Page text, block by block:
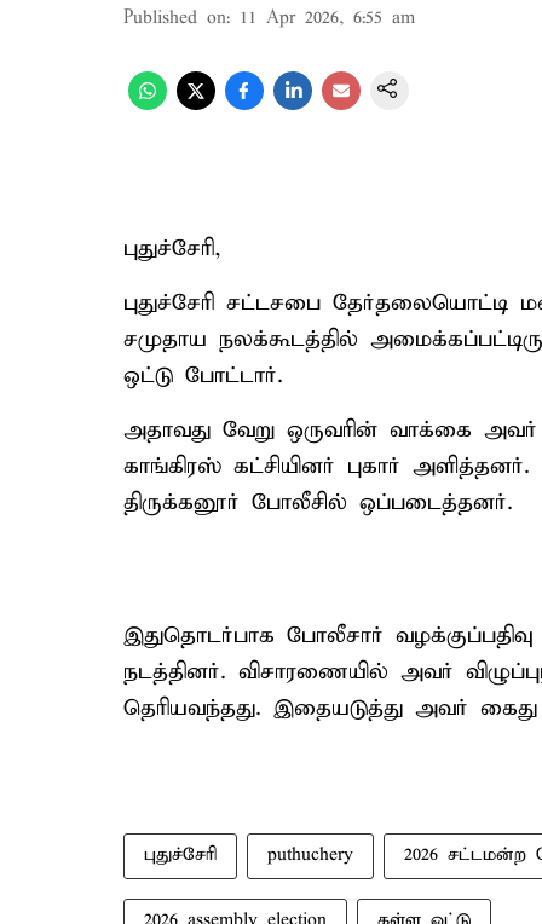
Published on: 11 Apr 2026, 6:55 am
புதுச்சேரி,
புதுச்சேரி சட்டசபை தேர்தலையொட்டி
சமுதாய நலக்கூடத்தில்
ஒட்டு போட்டார்.
அதாவது வேறு ஒருவரின் வாக்கை அவர்
காங்கிரஸ் கட்சியினர் புகார்
திருக்கனூர் போலீசில் ஒப்படைத்தனர்.
இதுதொடர்பாக போலீசார் வழக்குப்பதிவு
நடத்தினர். விசாரணையில் அவர்
தெரியவந்தது. இதையடுத்து அவர்
புதுச்சேரி puthuchery 2026 சட்டமன்ற